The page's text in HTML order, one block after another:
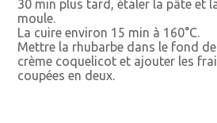
30 min plus tard, étaler la pâte et
moule.
La cuire environ 15 min à 160°C.
Mettre la rhubarbe dans le fond
crème coquelicot et ajouter les
coupées en deux.